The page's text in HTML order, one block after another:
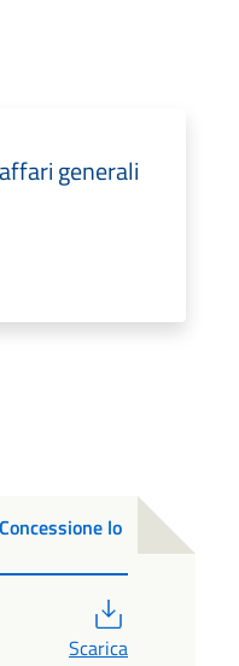
generali
lo
Scarica